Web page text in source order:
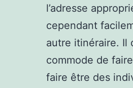
l’adresse
cependant
autre itinéraire. Il
commode de
faire être des